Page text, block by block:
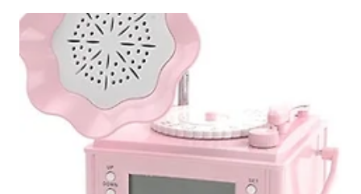
다. 출처 Ubergizmo [침 실] - 침대에 소니 브라비아(Bravia) 시스템 달았
다! [침 실] - UMINE(토미 우미네-힐링 씨어터) 편안한 수면을 위한 소형 프로
젝터